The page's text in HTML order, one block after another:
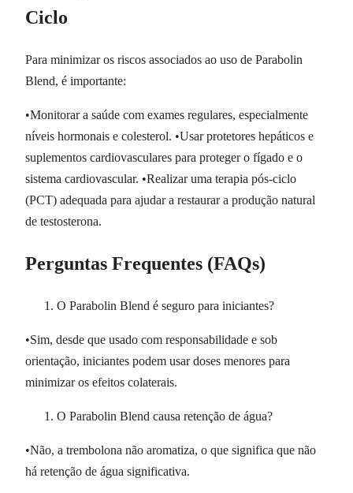
Ciclo
Para minimizar os riscos associados ao uso de Parabolin
Blend, é importante:
•Monitorar a saúde com exames regulares, especialmente
níveis hormonais e colesterol. •Usar protetores hepáticos e
suplementos cardiovasculares para proteger o fígado e o
sistema cardiovascular. •Realizar uma terapia pós-ciclo
(PCT) adequada para ajudar a restaurar a produção natural
de testosterona.
Perguntas Frequentes (FAQs)
O Parabolin Blend é seguro para iniciantes?
•Sim, desde que usado com responsabilidade e sob
orientação, iniciantes podem usar doses menores para
minimizar os efeitos colaterais.
O Parabolin Blend causa retenção de água?
•Não, a trembolona não aromatiza, o que significa que não
há retenção de água significativa.